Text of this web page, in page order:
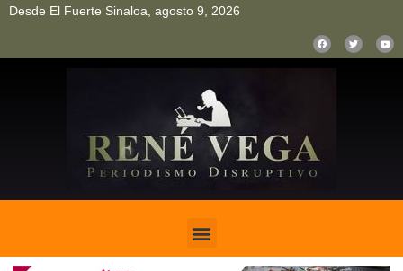
Desde El Fuerte Sinaloa, agosto 9, 2026